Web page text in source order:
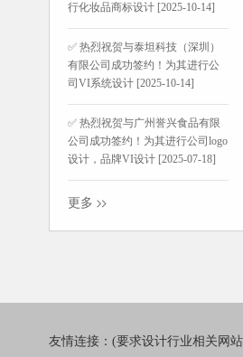
行化妆品商标设计 [2025-10-14]
✅ 热烈祝贺与泰坦科技（深圳）
有限公司成功签约！为其进行公
司VI系统设计 [2025-10-14]
✅ 热烈祝贺与广州誉兴食品有限
公司成功签约！为其进行公司logo
设计，品牌VI设计 [2025-07-18]
更多
友情连接：(要求设计行业相关网